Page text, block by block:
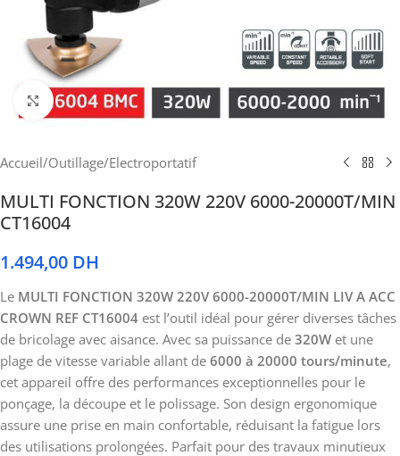
Cliquez pour agrandir
Accueil/Outillage/Electroportatif
MULTI FONCTION 320W 220V 6000-20000T/MIN
CT16004
1.494,00 DH
Le MULTI FONCTION 320W 220V 6000-20000T/MIN LIV A ACC
CROWN REF CT16004 est l’outil idéal pour gérer diverses tâches
de bricolage avec aisance. Avec sa puissance de 320W et une
plage de vitesse variable allant de 6000 à 20000 tours/minute,
cet appareil offre des performances exceptionnelles pour le
ponçage, la découpe et le polissage. Son design ergonomique
assure une prise en main confortable, réduisant la fatigue lors
des utilisations prolongées. Parfait pour des travaux minutieux